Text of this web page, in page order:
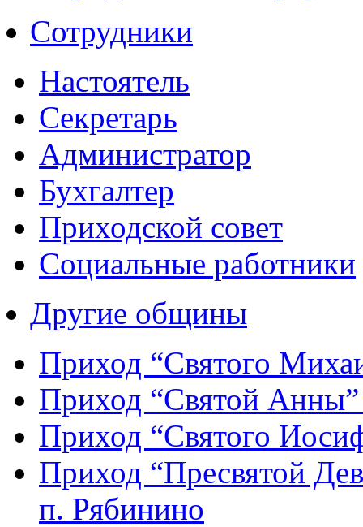
Сотрудники
Настоятель
Секретарь
Администратор
Бухгалтер
Приходской совет
Социальные работники
Другие общины
Приход “Святого
Приход “Святой
Приход “Святого
Приход “Пресвятой
п. Рябинино